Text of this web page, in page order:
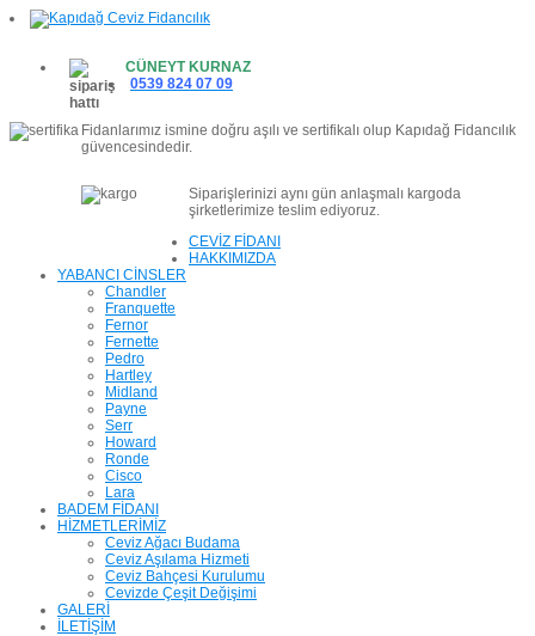
CÜNEYT KURNAZ
0539 824 07 09
Fidanlarımız ismine doğru aşılı ve sertifikalı olup Kapıdağ Fidancılık
güvencesindedir.
Siparişlerinizi aynı gün anlaşmalı kargoda
şirketlerimize teslim ediyoruz.
CEVİZ FİDANI
HAKKIMIZDA
YABANCI CİNSLER
Chandler
Franquette
Fernor
Fernette
Pedro
Hartley
Midland
Payne
Serr
Howard
Ronde
Cisco
Lara
BADEM FİDANI
HİZMETLERİMİZ
Ceviz Ağacı Budama
Ceviz Aşılama Hizmeti
Ceviz Bahçesi Kurulumu
Cevizde Çeşit Değişimi
GALERİ
İLETİŞİM